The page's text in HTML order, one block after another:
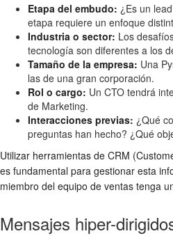
Etapa del embudo: ¿Es un
etapa requiere un enfoque
Industria o sector: Los
tecnología son diferentes a los
Tamaño de la empresa: Una
las de una gran corporación.
Rol o cargo: Un CTO tendrá
de Marketing.
Interacciones previas: ¿Qué
preguntas han hecho? ¿Qué
Utilizar herramientas de CRM
es fundamental para gestionar esta
miembro del equipo de ventas tenga
Mensajes hiper-